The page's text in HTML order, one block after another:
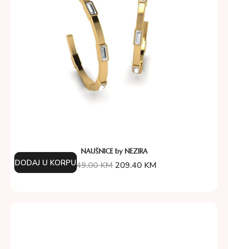
NAUŠNICE by NEZIRA
349.00KM 209.40 KM
DODAJ U KORPU